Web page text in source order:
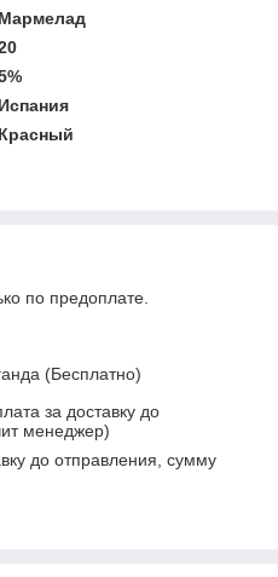
Мармелад
Испания
Красный
по предоплате.
(Бесплатно)
за доставку до
менеджер)
до отправления, сумму